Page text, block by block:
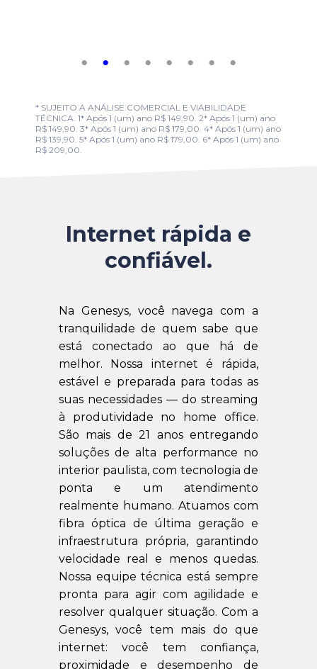
* SUJEITO A ANÁLISE COMERCIAL E VIABILIDADE
TÉCNICA. 1* Após 1 (um) ano R$ 149,90. 2* Após 1 (um) ano
R$ 149,90. 3* Após 1 (um) ano R$ 179,00. 4* Após 1 (um) ano
R$ 139,90. 5* Após 1 (um) ano R$ 179,00. 6* Após 1 (um) ano
R$ 209,00.
Internet rápida e
confiável.
Na Genesys, você navega com a
tranquilidade de quem sabe que
está conectado ao que há de
melhor. Nossa internet é rápida,
estável e preparada para todas as
suas necessidades — do streaming
à produtividade no home office.
São mais de 21 anos entregando
soluções de alta performance no
interior paulista, com tecnologia de
ponta e um atendimento
realmente humano. Atuamos com
fibra óptica de última geração e
infraestrutura própria, garantindo
velocidade real e menos quedas.
Nossa equipe técnica está sempre
pronta para agir com agilidade e
resolver qualquer situação. Com a
Genesys, você tem mais do que
internet: você tem confiança,
proximidade e desempenho de